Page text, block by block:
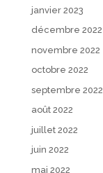
janvier 2023
décembre 2022
novembre 2022
octobre 2022
septembre 2022
août 2022
juillet 2022
juin 2022
mai 2022